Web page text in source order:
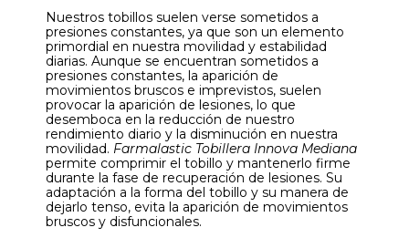
Nuestros tobillos suelen verse sometidos a
presiones constantes, ya que son un elemento
primordial en nuestra movilidad y estabilidad
diarias. Aunque se encuentran sometidos a
presiones constantes, la aparición de
movimientos bruscos e imprevistos, suelen
provocar la aparición de lesiones, lo que
desemboca en la reducción de nuestro
rendimiento diario y la disminución en nuestra
movilidad. Farmalastic Tobillera Innova Mediana
permite comprimir el tobillo y mantenerlo firme
durante la fase de recuperación de lesiones. Su
adaptación a la forma del tobillo y su manera de
dejarlo tenso, evita la aparición de movimientos
bruscos y disfuncionales.